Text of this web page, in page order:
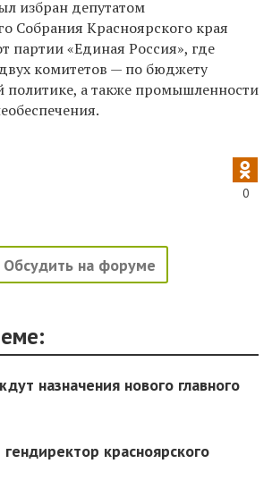
избран депутатом
Собрания Красноярского края
партии «Единая Россия», где
комитетов — по бюджету
политике, а также промышленности
0
Обсудить на форуме
назначения нового главного
красноярского